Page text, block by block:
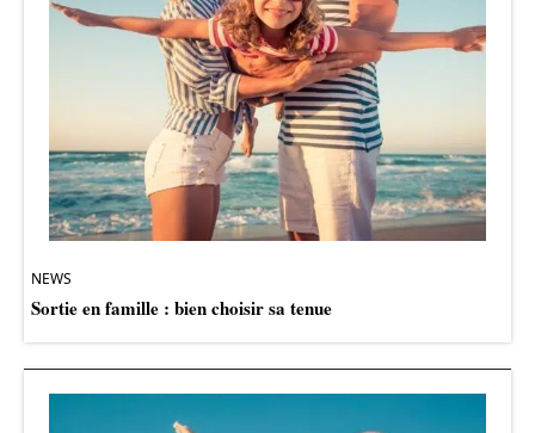
NEWS
Sortie en famille : bien choisir sa tenue